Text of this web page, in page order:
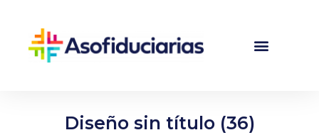
Diseño sin título (36)